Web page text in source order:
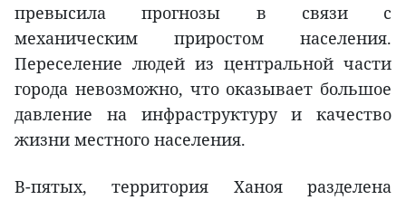
превысила прогнозы в связи с
механическим приростом населения.
Переселение людей из центральной части
города невозможно, что оказывает большое
давление на инфраструктуру и качество
жизни местного населения.
В-пятых, территория Ханоя разделена